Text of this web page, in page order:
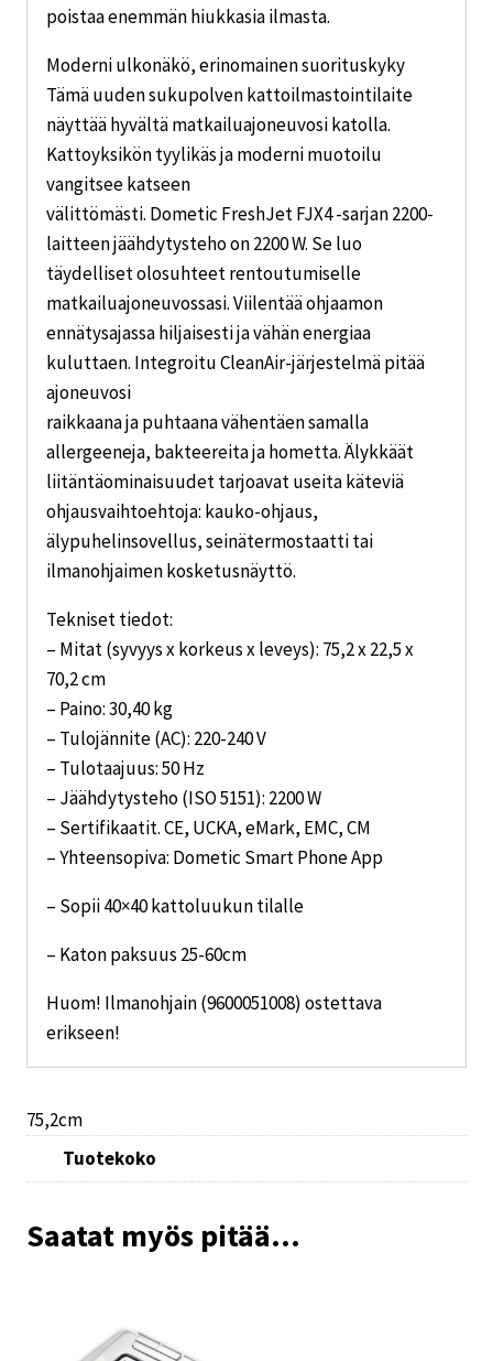
poistaa enemmän hiukkasia ilmasta.
Moderni ulkonäkö, erinomainen suorituskyky
Tämä uuden sukupolven kattoilmastointilaite
näyttää hyvältä matkailuajoneuvosi katolla.
Kattoyksikön tyylikäs ja moderni muotoilu
vangitsee katseen
välittömästi. Dometic FreshJet FJX4 -sarjan 2200-
laitteen jäähdytysteho on 2200 W. Se luo
täydelliset olosuhteet rentoutumiselle
matkailuajoneuvossasi. Viilentää ohjaamon
ennätysajassa hiljaisesti ja vähän energiaa
kuluttaen. Integroitu CleanAir-järjestelmä pitää
ajoneuvosi
raikkaana ja puhtaana vähentäen samalla
allergeeneja, bakteereita ja hometta. Älykkäät
liitäntäominaisuudet tarjoavat useita käteviä
ohjausvaihtoehtoja: kauko-ohjaus,
älypuhelinsovellus, seinätermostaatti tai
ilmanohjaimen kosketusnäyttö.
Tekniset tiedot:
– Mitat (syvyys x korkeus x leveys): 75,2 x 22,5 x
70,2 cm
– Paino: 30,40 kg
– Tulojännite (AC): 220-240 V
– Tulotaajuus: 50 Hz
– Jäähdytysteho (ISO 5151): 2200 W
– Sertifikaatit. CE, UCKA, eMark, EMC, CM
– Yhteensopiva: Dometic Smart Phone App
– Sopii 40×40 kattoluukun tilalle
– Katon paksuus 25-60cm
Huom! Ilmanohjain (9600051008) ostettava
erikseen!
75,2cm
Tuotekoko
Saatat myös pitää...